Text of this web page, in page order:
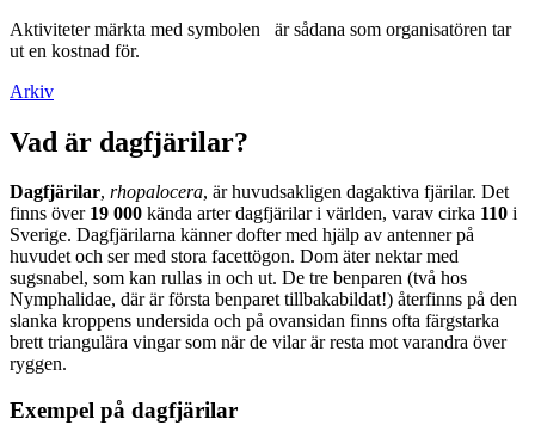
Aktiviteter märkta med symbolen
är sådana som organisatören tar
ut en kostnad för.
Arkiv
Vad är dagfjärilar?
Dagfjärilar, rhopalocera, är huvudsakligen dagaktiva fjärilar. Det
finns över 19 000 kända arter dagfjärilar i världen, varav cirka 110 i
Sverige. Dagfjärilarna känner dofter med hjälp av antenner på
huvudet och ser med stora facettögon. Dom äter nektar med
sugsnabel, som kan rullas in och ut. De tre benparen (två hos
Nymphalidae, där är första benparet tillbakabildat!) återfinns på den
slanka kroppens undersida och på ovansidan finns ofta färgstarka
brett triangulära vingar som när de vilar är resta mot varandra över
ryggen.
Exempel på dagfjärilar